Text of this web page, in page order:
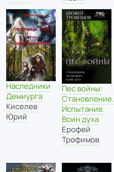
Наследники
Демиурга
Киселев
Юрий
Пес войны:
Становление.
Испытание.
Воин духа
Ерофей
Трофимов